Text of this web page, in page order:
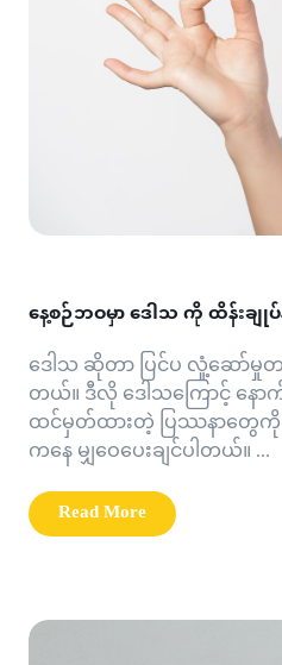
နေ့စဉ်ဘဝမှာ ဒေါသ ကို ထိန်းချု
ဒေါသ ဆိုတာ ပြင်ပ လှုံ့ဆော်မှု
တယ်။ ဒီလို ဒေါသကြောင့် န
ထင်မှတ်ထားတဲ့ ပြဿနာတွေကို
ကနေ မျှဝေပေးချင်ပါတယ်။ ...
Read More